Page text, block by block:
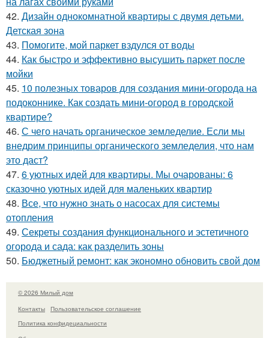
42. Дизайн однокомнатной квартиры с двумя детьми.
Детская зона
43. Помогите, мой паркет вздулся от воды
44. Как быстро и эффективно высушить паркет после
мойки
45. 10 полезных товаров для создания мини-огорода на
подоконнике. Как создать мини-огород в городской
квартире?
46. С чего начать органическое земледелие. Если мы
внедрим принципы органического земледелия, что нам
это даст?
47. 6 уютных идей для квартиры. Мы очарованы: 6
сказочно уютных идей для маленьких квартир
48. Все, что нужно знать о насосах для системы
отопления
49. Секреты создания функционального и эстетичного
огорода и сада: как разделить зоны
50. Бюджетный ремонт: как экономно обновить свой дом
© 2026 Милый дом
Контакты
Пользовательское соглашение
Политика конфидециальности